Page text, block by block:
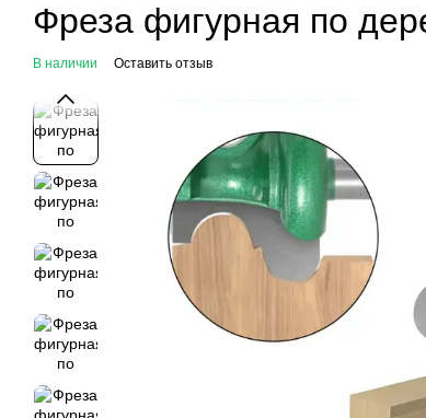
Фреза фигурная по
В наличии Оставить отзыв